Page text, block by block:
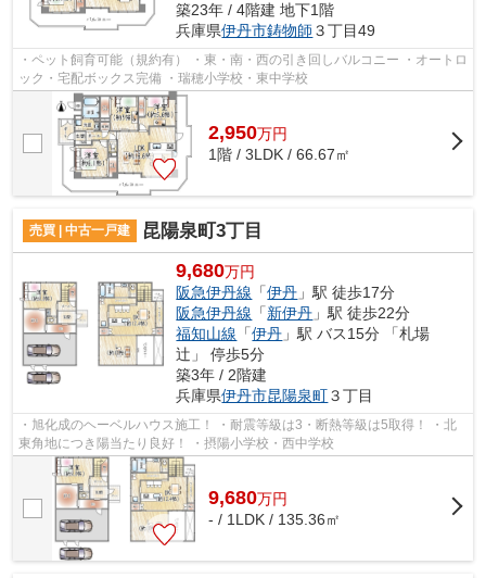
築23年 / 4階建 地下1階
兵庫県伊丹市鋳物師 ３丁目49
・ペット飼育可能（規約有） ・東・南・西の引き回しバルコニー ・オートロ
ック・宅配ボックス完備 ・瑞穂小学校・東中学校
2,950万円
1階 / 3LDK / 66.67㎡
売買 | 中古一戸建 昆陽泉町3丁目
9,680万円
阪急伊丹線 「伊丹 」駅 徒歩17分
阪急伊丹線 「新伊丹 」駅 徒歩22分
福知山線 「伊丹 」駅 バス15分 「札場
辻」 停歩5分
築3年 / 2階建
兵庫県伊丹市昆陽泉町３丁目
・旭化成のヘーベルハウス施工！ ・耐震等級は3・断熱等級は5取得！ ・北
東角地につき陽当たり良好！ ・摂陽小学校・西中学校
9,680万円
- / 1LDK / 135.36㎡